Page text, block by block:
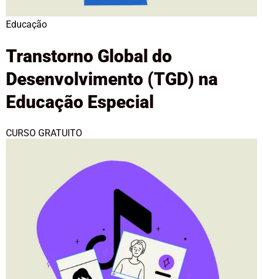
Educação
Transtorno Global do
Desenvolvimento (TGD) na
Educação Especial
CURSO GRATUITO